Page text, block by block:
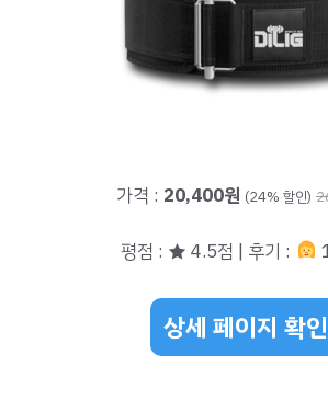
가격 : 20,400원 (24% 할인)
평점 : ★ 4.5점 | 후기 :
상세 페이지 확인